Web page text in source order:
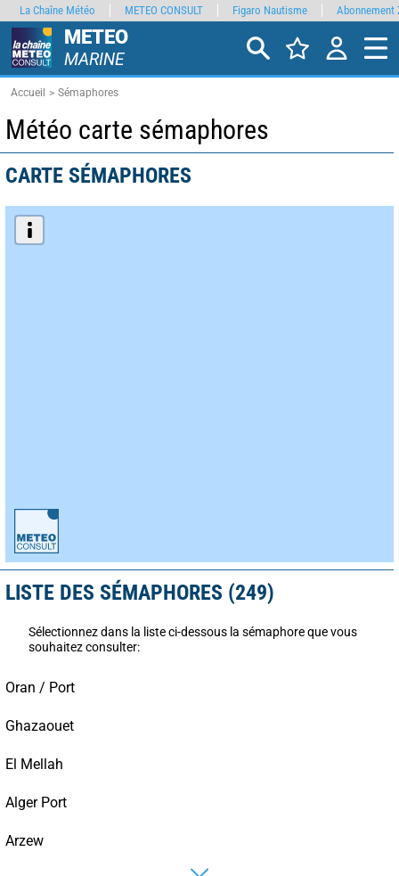
METEO
MARINE
Accueil Sémaphores
Météo carte sémaphores
CARTE SÉMAPHORES
LISTE DES SÉMAPHORES (249)
Sélectionnez dans la liste ci-dessous la sémaphore que vous
souhaitez consulter:
Oran / Port
Ghazaouet
El Mellah
Alger Port
Arzew
La Chaîne Météo METEO CONSULT Figaro Nautisme Abonnement